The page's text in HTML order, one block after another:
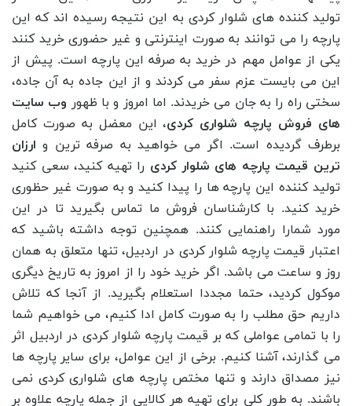
تولید کننده های شلوار کردی به این نتیجه رسیده اند که این
پارچه را می توانند به صورت اینترنتی و غیر حضوری خرید کنند
یکی از عوامل مهم در خرید به صرفه این پارچه است. پیش از
این می بایست عزم سفر می کردند و از این جاده به آن جاده،
سختی راه را به جان می خریدند. اما امروز و با ظهور وب سایت
های فروش پارچه شلواری کردی، این معضل به صورت کامل
برطرف گردیده است. اگر می خواهید به صرفه ترین و ارزان
ترین قیمت پارچه های شلوار کردی را تهیه کنید، سعی کنید
تولید کننده این پارچه ها را پیدا کنید و به صورت غیر حظوری
خرید کنید. با کارشناسان فروش ما تماس بگیرید تا در این
مورد شمارا راهنمایی کنند. همچنین توجه داشته باشید که
اعتبار قیمت پارچه شلوار کردی در اردبیل، تنها متعلق به همان
روز و ساعت می باشد. اگر خرید خود را از امروز به تاریخ دیگری
موکول کردید، حتما مجددا استعلام بگیرید. از آنجا که تلاش
داریم حق مطلب را به صورت کامل ادا کنیم، می خواهیم شما
را با تمامی عواملی که بر قیمت پارچه شلوار کردی در اردبیل اثر
می گذارند، آشنا کنیم. برخی از این عوامل، برای سایر پارچه ها
نیز مصداق دارند و تنها مختص پارچه های شلواری کردی نمی
باشند. به طور کلی برای تهیه هر کالایی از جمله پارچه علاوه بر